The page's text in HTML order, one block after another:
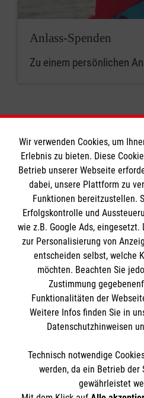
Anlass-Spenden
Zu einem persönlichen
Informationen
Impressum
Datenschutz
Barrierefreiheit
Kontakt
Die Malteser
Malteser in Deutschland
Malteserorden
Sharepoint
Spendenkonto
Pax-Bank für Kirche und
IBAN: DE57 3706 0120
So finden Sie uns
Wir verwenden Cookies, um
Erlebnis zu bieten. Diese
Betrieb unserer Webseite
dabei, unsere Plattform zu
Funktionen bereitzustellen.
Erfolgskontrolle und
wie z.B. Google Ads, eingesetzt.
zur Personalisierung von
entscheiden selbst, welche
möchten. Beachten Sie
Zustimmung
Funktionalitäten der
Weitere Infos finden Sie in
Datenschutzhinweisen
Technisch notwendige
werden, da ein Betrieb der
gewährleistet